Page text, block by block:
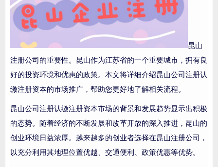
昆山
注册公司的重要性。昆山作为江苏省的一个重要城市，拥有良
好的投资环境和优惠的政策。本文将详细介绍昆山公司注册认
缴注册资本的市场推广，帮助您更好地了解相关流程。
昆山公司注册认缴注册资本市场的背景和发展趋势显示出积极
的态势。随着经济的不断发展和改革开放的深入推进，昆山的
创业环境日益浓厚。越来越多的创业者选择在昆山注册公司，
以充分利用其地理位置优越、交通便利、政策优惠等优势。